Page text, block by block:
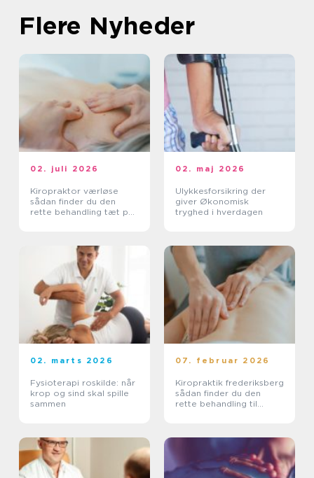
Flere Nyheder
02. juli 2026
Kiropraktor værløse
sådan finder du den
rette behandling tæt på
02. maj 2026
Ulykkesforsikring der
giver Økonomisk
tryghed i hverdagen
02. marts 2026
Fysioterapi roskilde: når
krop og sind skal spille
sammen
07. februar 2026
Kiropraktik frederiksberg
sådan finder du den
rette behandling til